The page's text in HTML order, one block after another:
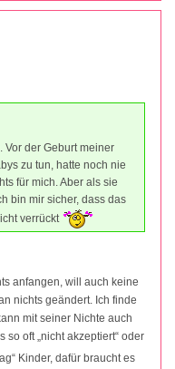
Vor der Geburt meiner
zu tun, hatte noch nie
für mich. Aber als sie
bin mir sicher, dass das
verrückt
anfangen, will auch keine
nichts geändert. Ich finde
mit seiner Nichte auch
oft „nicht akzeptiert“ oder
Kinder, dafür braucht es